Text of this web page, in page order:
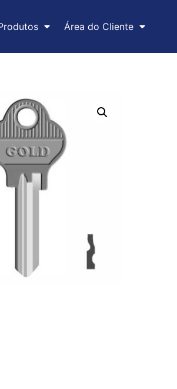
Área do Cliente